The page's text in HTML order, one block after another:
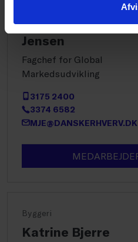
Michael
Jensen
Fagchef for Global
Markedsudvikling
3175 2400
3374 6582
MJE@DANSKERHVERV.DK
Byggeri
Katrine Bjerre